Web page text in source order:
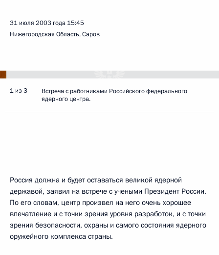
31 июля 2003 года 15:45
Нижегородская Область, Саров
1 из 3
Встреча с работниками Российского федерального
ядерного центра.
Россия должна и будет оставаться великой ядерной
державой, заявил на встрече с учеными Президент России.
По его словам, центр произвел на него очень хорошее
впечатление и с точки зрения уровня разработок, и с точки
зрения безопасности, охраны и самого состояния ядерного
оружейного комплекса страны.